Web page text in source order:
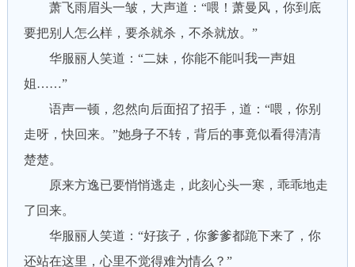
萧飞雨眉头一皱，大声道：“喂！萧曼风，你到底
要把别人怎么样，要杀就杀，不杀就放。”
华服丽人笑道：“二妹，你能不能叫我一声姐
姐……”
语声一顿，忽然向后面招了招手，道：“喂，你别
走呀，快回来。”她身子不转，背后的事竟似看得清清
楚楚。
原来方逸已要悄悄逃走，此刻心头一寒，乖乖地走
了回来。
华服丽人笑道：“好孩子，你爹爹都跪下来了，你
还站在这里，心里不觉得难为情么？”